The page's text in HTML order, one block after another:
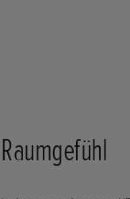
Raumgefühl